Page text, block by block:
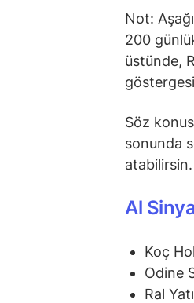
Not:
200
üstünde,
Söz
sonunda
atabilirsin.
Al
Koç
Odine
Ral